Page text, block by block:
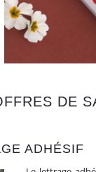
DE
ADHÉSIF